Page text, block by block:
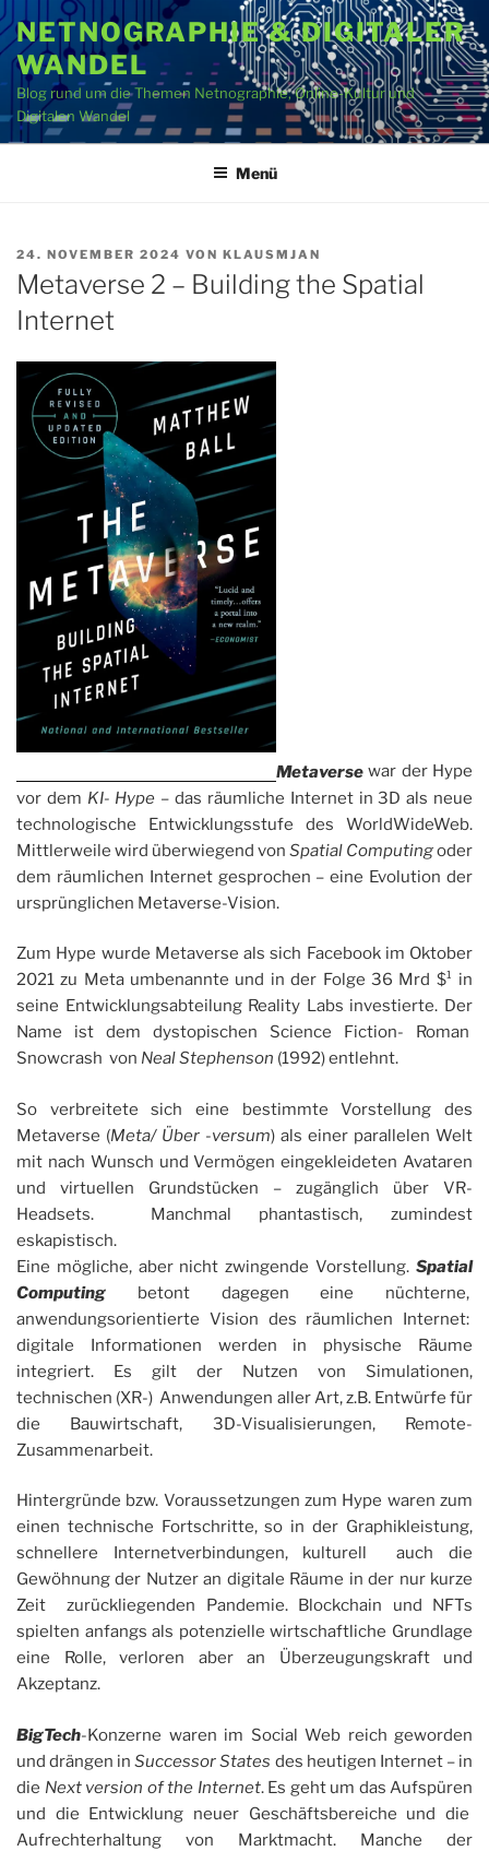
Zum
Inhalt
springen
NETNOGRAPHIE & DIGITALER
WANDEL
Blog rund um die Themen Netnographie, Online-Kultur und
Digitalen Wandel
Menü
VERÖFFENTLICHT
AM
24. NOVEMBER 2024 VON KLAUSMJAN
Metaverse 2 – Building the Spatial
Internet
Metaverse war der Hype
vor dem KI- Hype – das räumliche Internet in 3D als neue
technologische Entwicklungsstufe des WorldWideWeb.
Mittlerweile wird überwiegend von Spatial Computingoder
dem räumlichen Internet gesprochen – eine Evolution der
ursprünglichen Metaverse-Vision.
Zum Hype wurde Metaverse als sich Facebook im Oktober
2021 zu Meta umbenannte und in der Folge 36 Mrd $¹ in
seine Entwicklungsabteilung Reality Labs investierte. Der
Name ist dem dystopischen Science Fiction- Roman
Snowcrash von Neal Stephenson (1992) entlehnt.
So verbreitete sich eine bestimmte Vorstellung des
Metaverse (Meta/ Über -versum) als einer parallelen Welt
mit nach Wunsch und Vermögen eingekleideten Avataren
und virtuellen Grundstücken – zugänglich über VR-
Headsets. Manchmal phantastisch, zumindest
eskapistisch.
Eine mögliche, aber nicht zwingende Vorstellung. Spatial
Computing betont dagegen eine nüchterne,
anwendungsorientierte Vision des räumlichen Internet:
digitale Informationen werden in physische Räume
integriert. Es gilt der Nutzen von Simulationen,
technischen (XR-) Anwendungen aller Art, z.B. Entwürfe für
die Bauwirtschaft, 3D-Visualisierungen, Remote-
Zusammenarbeit.
Hintergründe bzw. Voraussetzungen zum Hype waren zum
einen technische Fortschritte, so in der Graphikleistung,
schnellere Internetverbindungen, kulturell auch die
Gewöhnung der Nutzer an digitale Räume in der nur kurze
Zeit zurückliegenden Pandemie. Blockchain und NFTs
spielten anfangs als potenzielle wirtschaftliche Grundlage
eine Rolle, verloren aber an Überzeugungskraft und
Akzeptanz.
BigTech-Konzerne waren im Social Web reich geworden
und drängen inSuccessor States des heutigen Internet – in
die Next version of the Internet. Es geht um das Aufspüren
und die Entwicklung neuer Geschäftsbereiche und die
Aufrechterhaltung von Marktmacht. Manche der